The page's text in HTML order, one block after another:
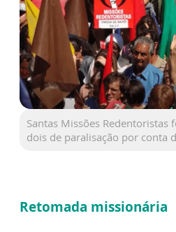
Santas Missões
dois de paralisação por conta
Retomada missionária